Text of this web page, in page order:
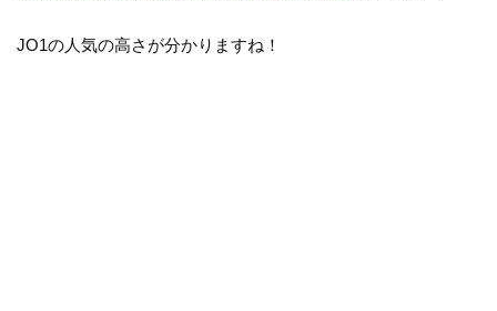
JO1の人気の高さが分かりますね！